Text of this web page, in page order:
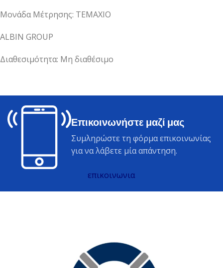
Μονάδα Μέτρησης: ΤΕΜΑΧΙΟ
ALBIN GROUP
Διαθεσιμότητα: Μη διαθέσιμο
Επικοινωνήστε μαζί μας
Συμληρώστε τη φόρμα επικοινωνίας
για να λάβετε μία απάντηση.
επικοινωνια